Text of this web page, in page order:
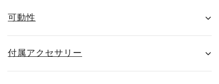
可動性
付属アクセサリー